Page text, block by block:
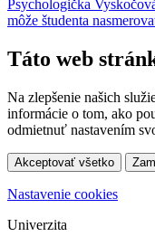
Psychologička
môže študenta
Táto web
Na zlepšenie našich
informácie o tom, ako
odmietnuť nastavením
Akceptovať všetko
Nastavenie cookies
Univerzita